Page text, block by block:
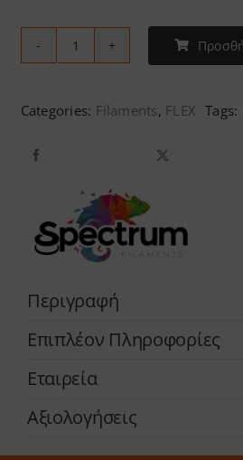
Spectrum
S-
Categories: Filaments, FLEX Tags:
Περιγραφή
Επιπλέον Πληροφορίες
Εταιρεία
Αξιολογήσεις